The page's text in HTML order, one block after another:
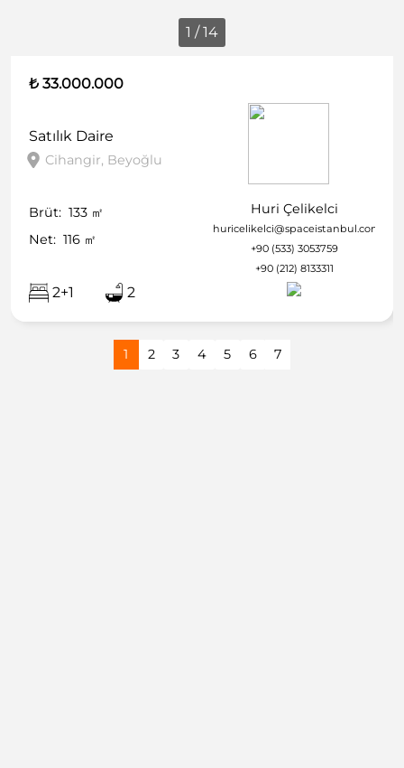
1 / 14
₺ 33.000.000
Satılık Daire
Cihangir, Beyoğlu
Brüt: 133 ㎡
Net: 116 ㎡
2+1 2
Huri Çelikelci
huricelikelci@spaceistanbul.com
+90 (533) 3053759
+90 (212) 8133311
1 2 3 4 5 6 7